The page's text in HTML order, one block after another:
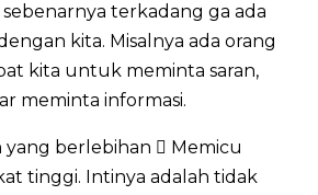
terkadang ga ada
kita. Misalnya ada orang
kita untuk meminta saran,
meminta informasi.
yang berlebihan  Memicu
tinggi. Intinya adalah tidak